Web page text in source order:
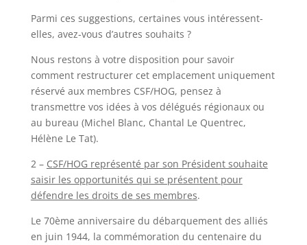
Parmi ces suggestions, certaines vous intéressent-
elles, avez-vous d’autres souhaits ?
Nous restons à votre disposition pour savoir
comment restructurer cet emplacement uniquement
réservé aux membres CSF/HOG, pensez à
transmettre vos idées à vos délégués régionaux ou
au bureau (Michel Blanc, Chantal Le Quentrec,
Hélène Le Tat).
2 – CSF/HOG représenté par son Président souhaite
saisir les opportunités qui se présentent pour
défendre les droits de ses membres.
Le 70ème anniversaire du débarquement des alliés
en juin 1944, la commémoration du centenaire du